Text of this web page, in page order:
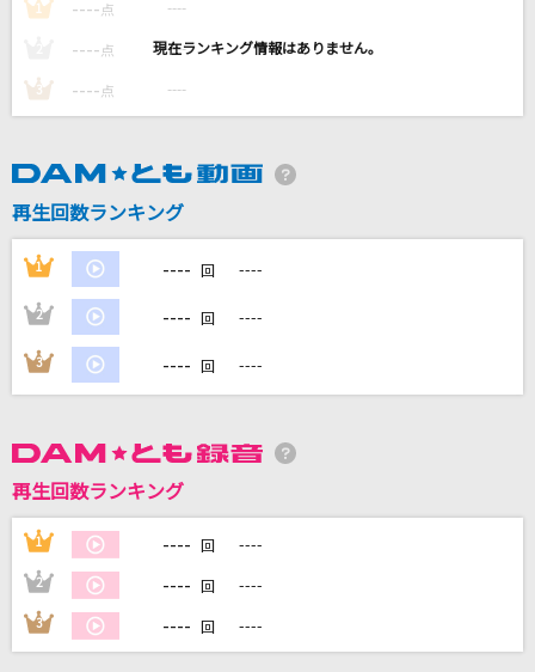
B小町 アイ(CV:高橋李依)
奏(かなで)
時の流れに身をまかせ
DAMの新曲・ランキングなど
カラオケをもっと楽しもう！
自宅でカラオケ歌い放題！
家族や友達と一緒に！練習にも！
1 ---- 点 ----
---- 点 ----
3 ---- 点 ----
再生回数ランキング
1 ---- 回 ----
2 ---- 回 ----
3 ---- 回 ----
再生回数ランキング
1 ---- 回 ----
2 ---- 回 ----
3 ---- 回 ----